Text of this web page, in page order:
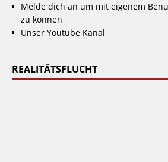
Melde dich an um mit eigenem
zu können
Unser Youtube Kanal
REALITÄTSFLUCHT